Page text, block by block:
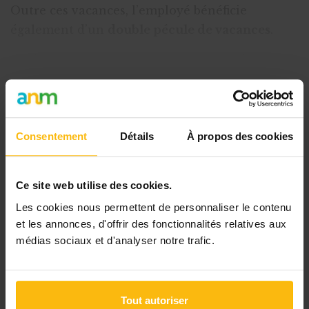
Consentement Détails À propos des cookies
Ce site web utilise des cookies.
Les cookies nous permettent de personnaliser le contenu
et les annonces, d'offrir des fonctionnalités relatives aux
médias sociaux et d'analyser notre trafic.
Tout autoriser
qui correspond à92 % du salaire mensue
Cet article est réservé aux
un accès complet à des ressources
pratiques et à une expertise actualisée
pour gérer efficacement votre ASBL.
bénéficiez de :